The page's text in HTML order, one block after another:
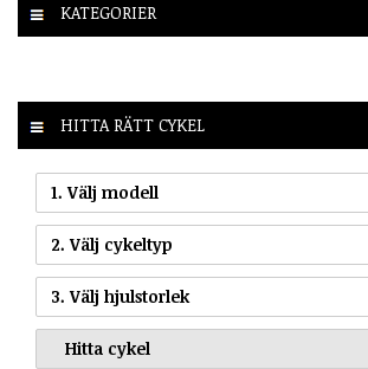
KATEGORIER
HITTA RÄTT CYKEL
1. Välj modell
2. Välj cykeltyp
3. Välj hjulstorlek